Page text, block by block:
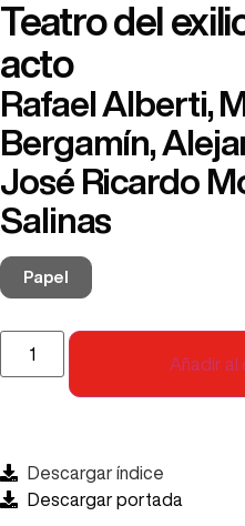
Teatro del
acto
Rafael Alberti,
Bergamín,
José Ricardo
Salinas
Papel
Añadir al
Descargar índice
Descargar portada